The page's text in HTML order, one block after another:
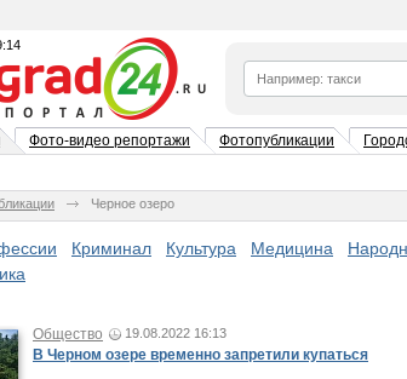
Фото-видео репортажи Фотопубликации
Черное озеро
Криминал Культура Медицина
Общество 19.08.2022 16:13
В Черном озере временно запретили купаться